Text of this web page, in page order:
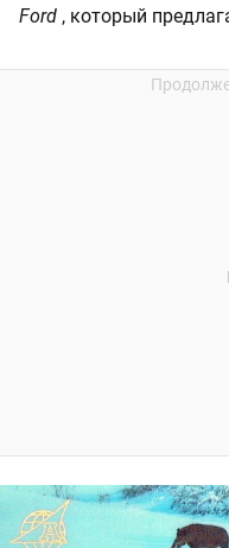
Ford , который